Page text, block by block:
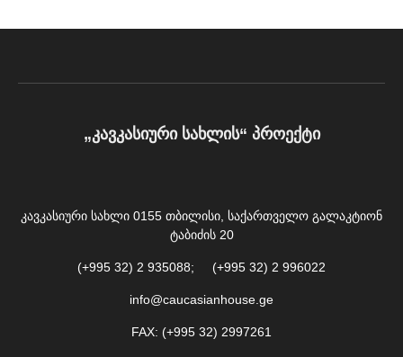
„კავკასიური სახლის“ პროექტი
კავკასიური სახლი 0155 თბილისი, საქართველო გალაკტიონ
ტაბიძის 20
(+995 32) 2 935088; (+995 32) 2 996022
info@caucasianhouse.ge
FAX: (+995 32) 2997261